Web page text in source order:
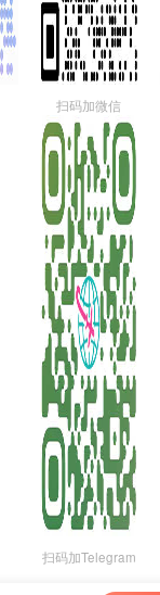
扫码加微信
扫码加Telegram